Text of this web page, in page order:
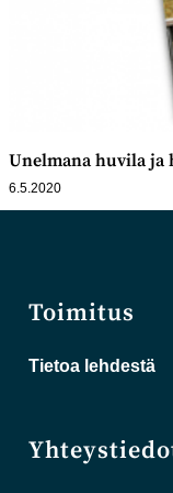
Unelmana huvila ja
6.5.2020
Toimitus
Tietoa lehdestä